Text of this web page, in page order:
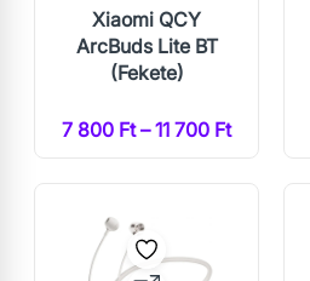
Xiaomi QCY
ArcBuds Lite BT
(Fekete)
7 800 Ft – 11 700 Ft